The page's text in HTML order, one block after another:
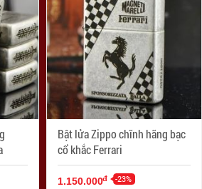
Bật lửa Zippo chĩnh hãng bạc
cổ khắc Ferrari
1.150.000đ -23%